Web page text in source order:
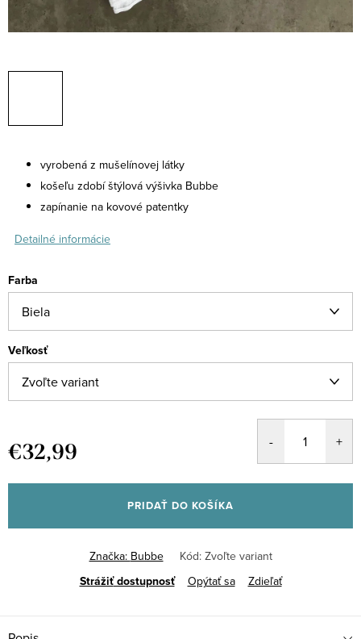
vyrobená z mušelínovej látky
košeľu zdobí štýlová výšivka Bubbe
zapínanie na kovové patentky
Detailné informácie
Farba
Veľkosť
€32,99
cena:
PRIDAŤ DO KOŠÍKA
Značka: Bubbe Kód: Zvoľte variant
Opýtať sa
Strážiť Zdieľať